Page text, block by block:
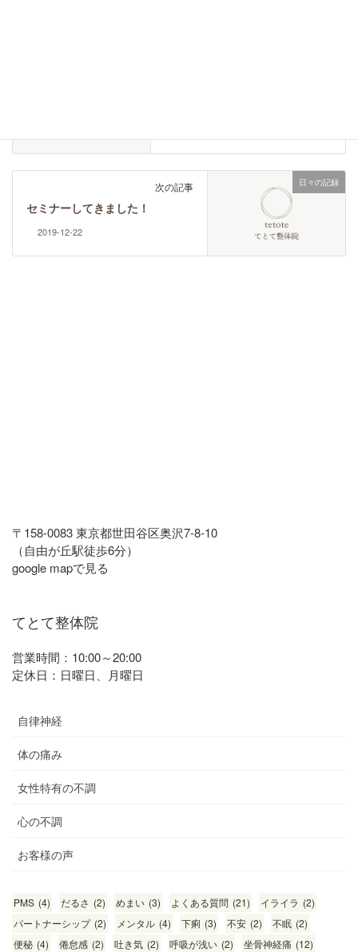
日々の記録
次の記事
セミナーしてきました！
2019-12-22
〒158-0083 東京都世田谷区奥沢7-8-10
（自由が丘駅徒歩6分）
google mapで見る
てとて整体院
営業時間：10:00～20:00
定休日：日曜日、月曜日
自律神経
体の痛み
女性特有の不調
心の不調
お客様の声
PMS (4) だるさ (2) めまい (3) よくある質問 (21) イライラ (2)
パートナーシップ (2) メンタル (4) 下痢 (3) 不安 (2) 不眠 (2)
便秘 (4) 倦怠感 (2) 吐き気 (2) 呼吸が浅い (2) 坐骨神経痛 (12)